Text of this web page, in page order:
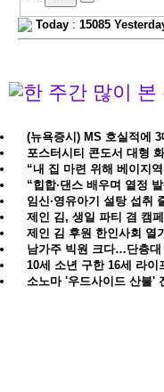
Today : 15085
(뉴욕증시) MS 호실적에
포스터시티 콘도서 대형
“내 집 마련 위해 베이지
“힙합·댄스 배우며 열정
임신·영유아기 설탕 섭취
제인 김, 생일 파티 겸 캠
제인 김 후원 한인사회 열
남가주 빅원 크다…단층대
10세 소년 구한 16세 라이
소노마 '우드사이드 산불'